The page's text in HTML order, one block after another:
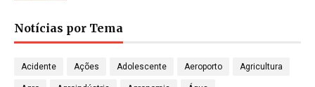
Notícias por Tema
Acidente Ações Adolescente Aeroporto Agricultura